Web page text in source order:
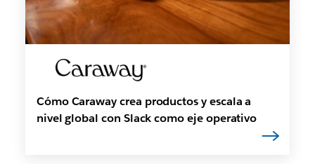
Cómo Caraway crea productos y escala a
nivel global con Slack como eje operativo